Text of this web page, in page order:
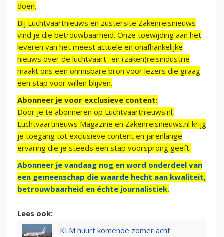
doen.
Bij Luchtvaartnieuws en zustersite Zakenreisnieuws
vind je die betrouwbaarheid. Onze toewijding aan het
leveren van het meest actuele en onafhankelijke
nieuws over de luchtvaart- en (zaken)reisindustrie
maakt ons een onmisbare bron voor lezers die graag
een stap voor willen blijven.
Abonneer je voor exclusieve content:
Door je te abonneren op Luchtvaartnieuws.nl,
Luchtvaartnieuws Magazine en Zakenreisnieuws.nl krijg
je toegang tot exclusieve content en jarenlange
ervaring die je steeds een stap voorsprong geeft.
Abonneer je vandaag nog en word onderdeel van
een gemeenschap die waarde hecht aan kwaliteit,
betrouwbaarheid en échte journalistiek.
Lees ook:
KLM huurt komende zomer acht